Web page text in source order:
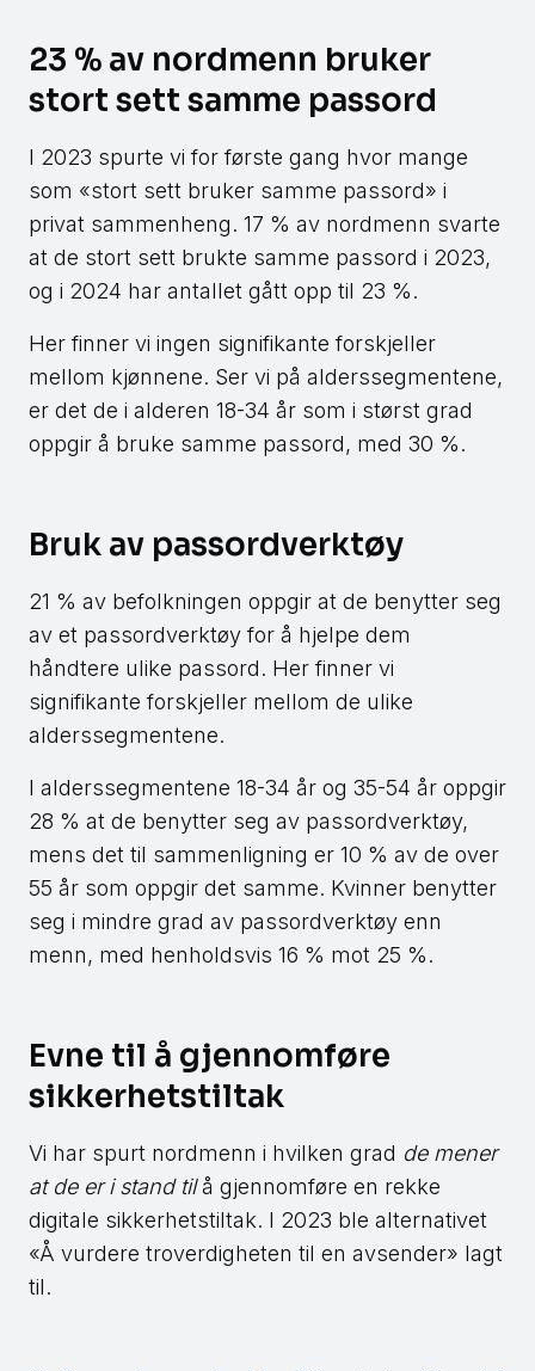
23 % av nordmenn bruker
stort sett samme passord
I 2023 spurte vi for første gang hvor mange
som «stort sett bruker samme passord» i
privat sammenheng. 17 % av nordmenn svarte
at de stort sett brukte samme passord i 2023,
og i 2024 har antallet gått opp til 23 %.
Her finner vi ingen signifikante forskjeller
mellom kjønnene. Ser vi på alderssegmentene,
er det de i alderen 18-34 år som i størst grad
oppgir å bruke samme passord, med 30 %.
Bruk av passordverktøy
21 % av befolkningen oppgir at de benytter seg
av et passordverktøy for å hjelpe dem
håndtere ulike passord. Her finner vi
signifikante forskjeller mellom de ulike
alderssegmentene.
I alderssegmentene 18-34 år og 35-54 år oppgir
28 % at de benytter seg av passordverktøy,
mens det til sammenligning er 10 % av de over
55 år som oppgir det samme. Kvinner benytter
seg i mindre grad av passordverktøy enn
menn, med henholdsvis 16 % mot 25 %.
Evne til å gjennomføre
sikkerhetstiltak
Vi har spurt nordmenn i hvilken grad de mener
at de er i stand tilå gjennomføre en rekke
digitale sikkerhetstiltak. I 2023 ble alternativet
«Å vurdere troverdigheten til en avsender» lagt
til.